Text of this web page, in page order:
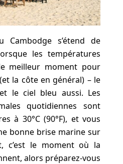
Cambodge s’étend de
les températures
meilleur moment pour
la côte en général) – le
le ciel bleu aussi. Les
quotidiennes sont
à 30°C (90°F), et vous
bonne brise marine sur
c’est le moment où la
alors préparez-vous